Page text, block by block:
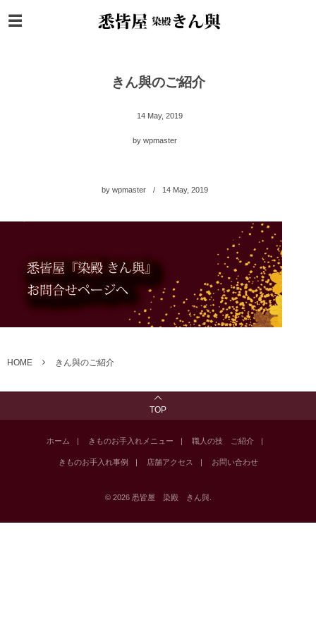
きん與のご紹介
14 May, 2019
by wpmaster
by wpmaster 14 May, 2019
HOME きん與のご紹介
TOP
ホーム きものお手入れメニュー 職人の技 ご紹介
きものお手入れ事例 店舗アクセス お問い合わせ
© 2026 悉皆屋 染殿 きん與.